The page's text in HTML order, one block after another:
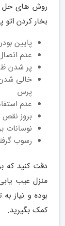
روش های حل
بخار کردن
پایین
عدم
پر شدن
خالی
پرس
عدم
بروز نقص
نوسانات
رسوب
دقت کنید که
منزل عیب
بوده و نیاز
کمک بگیرید.